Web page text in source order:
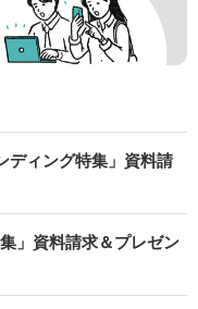
ディング特集」資料請
」資料請求＆プレゼン